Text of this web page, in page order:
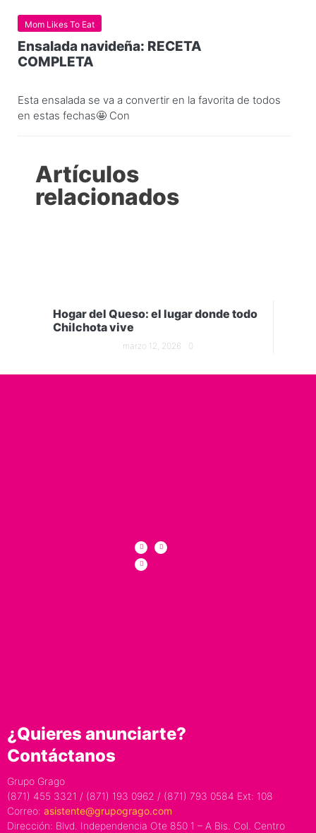
Mom Likes To Eat
Ensalada navideña: RECETA
COMPLETA
Esta ensalada se va a convertir en la favorita de todos
en estas fechas🤩 Con
Artículos
relacionados
Hogar del Queso: el lugar donde todo
Chilchota vive
marzo 12, 2026 0
¿Quieres anunciarte?
Contáctanos
Grupo Grago
(871) 455 3321 / (871) 193 0962 / (871) 793 0584 Ext: 108
Correo: asistente@grupogrago.com
Dirección: Blvd. Independencia Ote 850 1 – A Bis. Col. Centro